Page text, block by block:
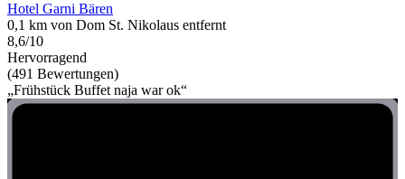
Hotel Garni Bären
0,1 km von Dom St. Nikolaus entfernt
8,6/10
Hervorragend
(491 Bewertungen)
„Frühstück Buffet naja war ok“